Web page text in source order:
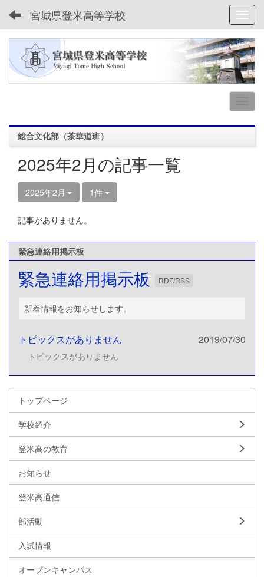
宮城県登米高等学校
総合文化部（茶華道班）
2025年2月の記事一覧
2025年2月 1件
記事がありません。
緊急連絡用掲示板
緊急連絡用掲示板 RDF/RSS
新着情報をお知らせします。
トピックスがありません 2019/07/30
トピックスがありません
トップページ
学校紹介
登米高の教育
お知らせ
登米高通信
部活動
入試情報
オープンキャンパス